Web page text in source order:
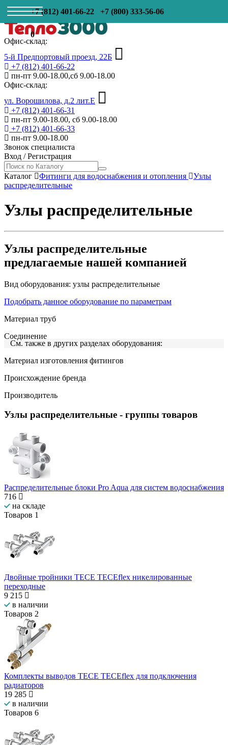
+7 (812) 401-66-22 +7 (800) 333-56-06
0
Офис-склад:
5-й Предпортовый проезд, 22Б
+7 (812) 401-66-22
пн-пт 9.00-18.00,сб 9.00-18.00
Офис-склад:
ул. Ворошилова, д.2 лит.Е
+7 (812) 401-66-31
пн-пт 9.00-18.00, сб 9.00-18.00
+7 (812) 401-66-33
пн-пт 9.00-18.00
Звонок специалиста
Вход /Регистрация
Каталог Фитинги для водоснабжения и отопления
Узлы
распределительные
Узлы распределительные
Узлы распределительные
предлагаемые нашей компанией
Вид оборудования: узлы распределительные
Подобрать данное оборудование по параметрам
Материал труб
Соединение
См. также в других разделах оборудования:
Материал изготовления фитингов
Происхождение бренда
Производитель
Узлы распределительные - группы товаров
Распределительные блоки Pro Aqua для систем водоснабжения
716
на складе
Товаров 1
Двойные тройники TECE TECEflex никелированные
переходные
9 215
в наличии
Товаров 2
Комплекты выводов TECE TECEflex для подключения
радиаторов
19 285
в наличии
Товаров 6